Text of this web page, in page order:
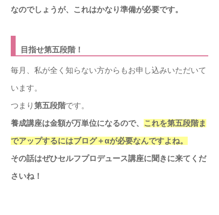
なのでしょうが、これはかなり準備が必要です。
目指せ第五段階！
毎月、私が全く知らない方からもお申し込みいただいて
います。
つまり 第五段階です。
養成講座は金額が万単位になるので、 これを第五段階ま
でアップするにはブログ＋αが必要なんですよね。
その話はぜひセルフプロデュース講座に聞きに来てくだ
さいね！